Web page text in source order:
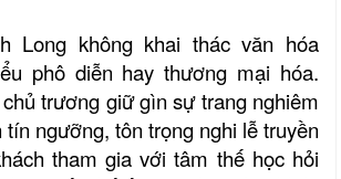
Long không khai thác văn hóa
phô diễn hay thương mại hóa.
trương giữ gìn sự trang nghiêm
tín ngưỡng, tôn trọng nghi lễ truyền
tham gia với tâm thế học hỏi